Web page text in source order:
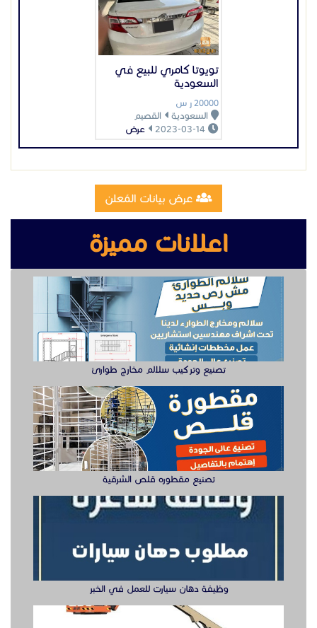
عرض بيانات المُعلن
اعلانات مميزة
تصنيع وتركيب سلالم مخارج طوارئ
تصنيع مقطوره قلص الشرقية
وظيفة دهان سيارت للعمل في الخبر